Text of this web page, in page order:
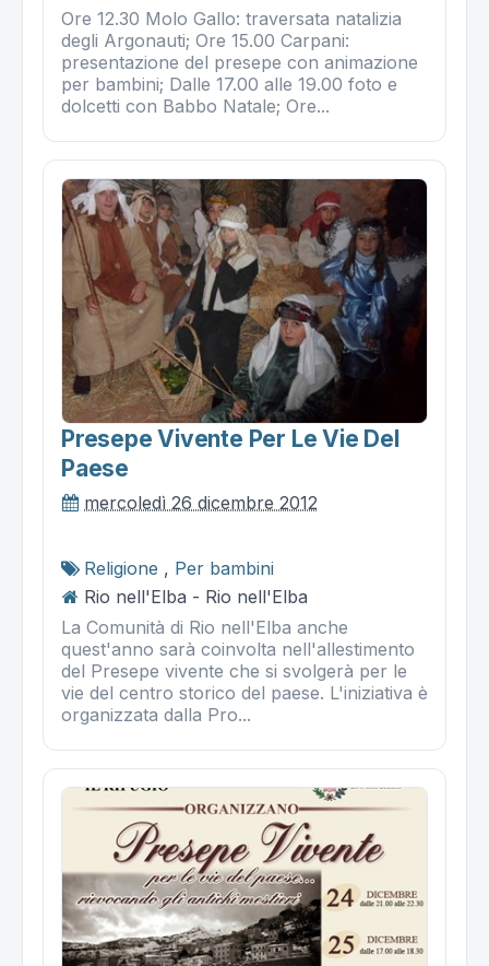
Ore 12.30 Molo Gallo: traversata natalizia
degli Argonauti; Ore 15.00 Carpani:
presentazione del presepe con animazione
per bambini; Dalle 17.00 alle 19.00 foto e
dolcetti con Babbo Natale; Ore...
Presepe Vivente Per Le Vie Del
Paese
mercoledì 26 dicembre 2012
Religione , Per bambini
Rio nell'Elba - Rio nell'Elba
La Comunità di Rio nell'Elba anche
quest'anno sarà coinvolta nell'allestimento
del Presepe vivente che si svolgerà per le
vie del centro storico del paese. L'iniziativa è
organizzata dalla Pro...